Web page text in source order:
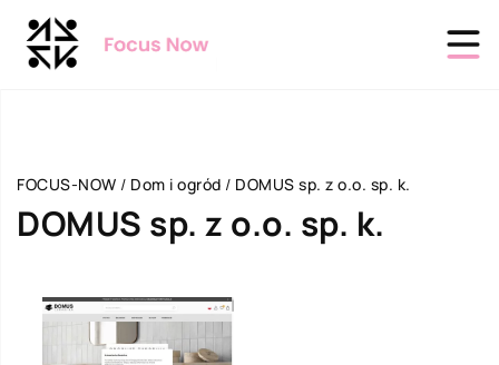
FOCUS-NOW / Dom i ogród / DOMUS sp. z o.o. sp. k.
DOMUS sp. z o.o. sp. k.